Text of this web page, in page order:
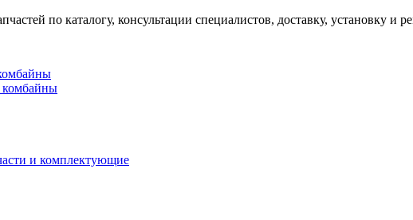
по каталогу, консультации специалистов, доставку, установку и
и комплектующие